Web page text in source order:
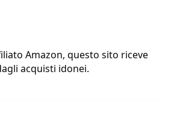
Amazon, questo sito riceve
acquisti idonei.